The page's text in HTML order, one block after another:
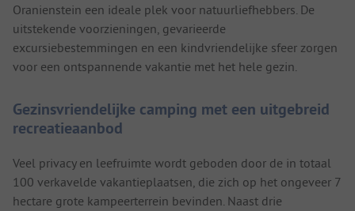
Oranienstein een ideale plek voor natuurliefhebbers. De
uitstekende voorzieningen, gevarieerde
excursiebestemmingen en een kindvriendelijke sfeer zorgen
voor een ontspannende vakantie met het hele gezin.
Gezinsvriendelijke camping met een uitgebreid
recreatieaanbod
Veel privacy en leefruimte wordt geboden door de in totaal
100 verkavelde vakantieplaatsen, die zich op het ongeveer 7
hectare grote kampeerterrein bevinden. Naast drie